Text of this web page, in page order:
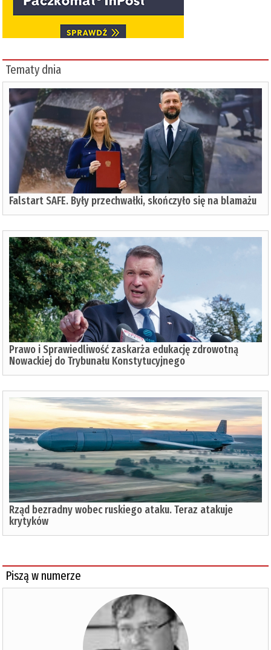
Tematy dnia
Falstart SAFE. Były przechwałki, skończyło się na blamażu
Prawo i Sprawiedliwość zaskarża edukację zdrowotną
Nowackiej do Trybunału Konstytucyjnego
Rząd bezradny wobec ruskiego ataku. Teraz atakuje
krytyków
Piszą w numerze